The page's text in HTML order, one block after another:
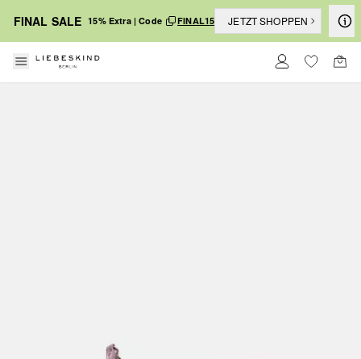
FINAL SALE 15% Extra | Code FINAL15 JETZT SHOPPEN